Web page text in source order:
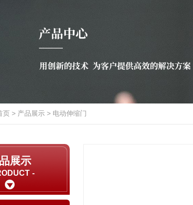
页 > 产品展示 > 电动伸缩门
展示